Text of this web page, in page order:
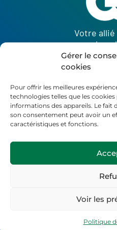
Gérer le
cookies
Pour offrir les meilleures
technologies telles que les
informations des appareils. Le fait
son consentement peut avoir un
caractéristiques et fonctions.
Voir les
Politique
Votre allié
une